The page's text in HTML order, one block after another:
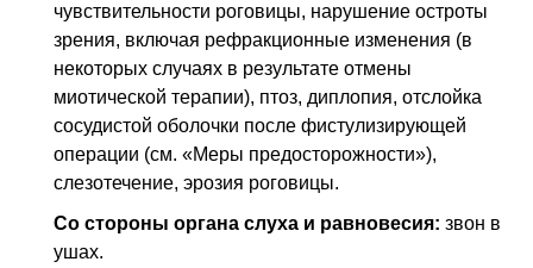
чувствительности роговицы, нарушение остроты
зрения, включая рефракционные изменения (в
некоторых случаях в результате отмены
миотической терапии), птоз, диплопия, отслойка
сосудистой оболочки после фистулизирующей
операции (см. «Меры предосторожности»),
слезотечение, эрозия роговицы.
Со стороны органа слуха и равновесия: звон в
ушах.